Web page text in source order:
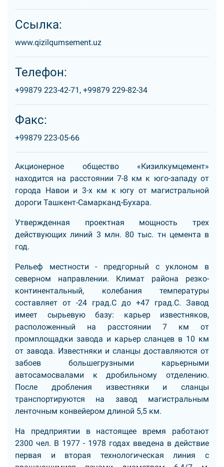
Ссылка:
www.qizilqumsement.uz
Телефон:
+99879 223-42-71, +99879 229-82-34
Факс:
+99879 223-05-66
Акционерное общество «Кизилкумцемент»
находится на расстоянии 7-8 км к юго-западу от
города Навои и 3-х км к югу от магистральной
дороги Ташкент-Самарканд-Бухара.
Утвержденная проектная мощность трех
действующих линий 3 млн. 80 тыс. тн цемента в
год.
Рельеф местности - предгорный с уклоном в
северном направлении. Климат района резко-
континентальный, колебания температуры
составляет от -24 град.С до +47 град.С. Завод
имеет сырьевую базу: карьер известняков,
расположенный на расстоянии 7 км от
промплощадки завода и карьер сланцев в 10 км
от завода. Известняки и сланцы доставляются от
забоев большегрузными карьерными
автосамосвалами к дробильному отделению.
После дробления известняки и сланцы
транспортируются на завод магистральным
ленточным конвейером длиной 5,5 км.
На предприятии в настоящее время работают
2300 чел. В 1977 - 1978 годах введена в действие
первая и вторая технологическая линия с